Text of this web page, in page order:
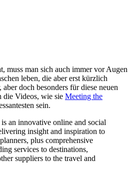
muss man sich auch immer vor Augen
leben, die aber erst kürzlich
doch besonders für diese neuen
die Videos, wie sie Meeting the
sein.
an innovative online and social
insight and inspiration to
plus comprehensive
services to destinations,
suppliers to the travel and